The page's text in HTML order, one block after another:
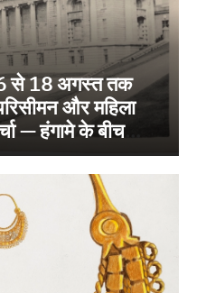
से 18 अगस्त तक
और महिला
— हंगामे के बीच